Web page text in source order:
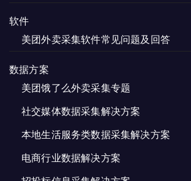
软件
美团外卖采集软件常见问题及回答
数据方案
美团饿了么外卖采集专题
社交媒体数据采集解决方案
本地生活服务类数据采集解决方案
电商行业数据解决方案